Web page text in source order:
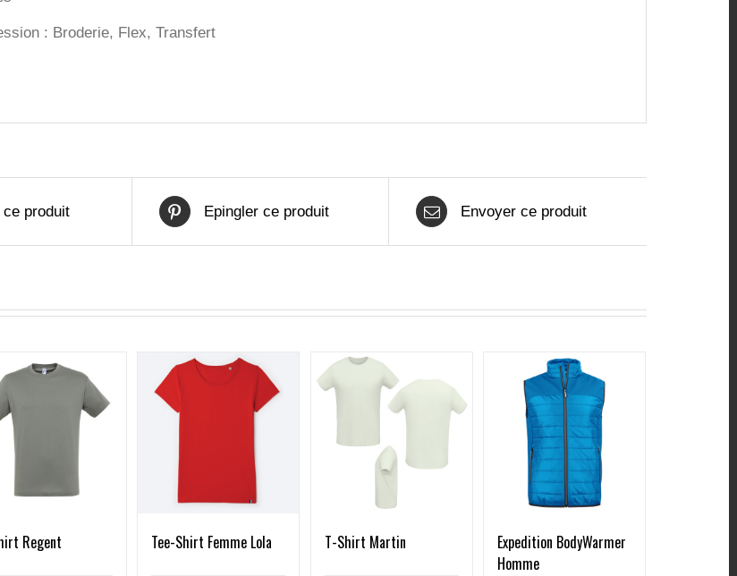
: Broderie, Flex, Transfert
ce produit Epingler ce produit Envoyer ce produit
Regent Tee-Shirt Femme Lola T-Shirt Martin
Expedition BodyWarmer
Homme